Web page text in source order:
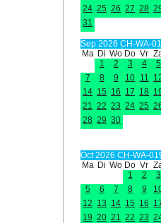
24 25 26 27 28
31
Sep 2026 CH-WA-
Ma Di Wo Do Vr
1
2 3 4 5
7
8 9 10 11
14 15 16 17 18
21 22 23 24 25
28 29 30
Oct 2026 CH-WA-
Ma Di Wo Do Vr
1
2 3
5
6 7 8 9
12 13 14 15 16
19 20 21 22 23